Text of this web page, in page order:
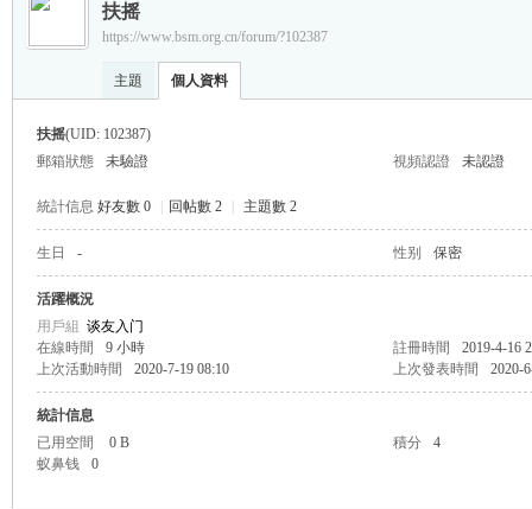
› ›
扶摇
https://www.bsm.org.cn/forum/?102387
主題 個人資料
扶摇(UID: 102387)
郵箱狀態
未驗證 視頻認證 未認證
統計信息 好友數 0 回帖數 2 主題數 2
生日 - 性别 保密
活躍概況
用戶組 谈友入门
在線時間
9 小時 註冊時間
2019-4-16
上次活動時間
2020-7-19 08:10 上次發表時間 2020-
統計信息
已用空間
0 B 積分
4
蚁鼻钱
0